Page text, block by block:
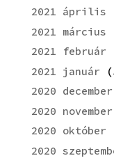
2021 április
2021 március
2021 február
2021 január
2020 december
2020 november
2020 október
2020